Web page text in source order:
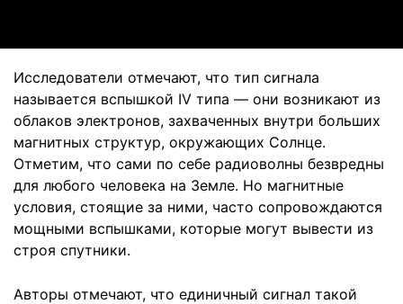
Исследователи отмечают, что тип сигнала
называется вспышкой IV типа — они возникают из
облаков электронов, захваченных внутри больших
магнитных структур, окружающих Солнце.
Отметим, что сами по себе радиоволны безвредны
для любого человека на Земле. Но магнитные
условия, стоящие за ними, часто сопровождаются
мощными вспышками, которые могут вывести из
строя спутники.
Авторы отмечают, что единичный сигнал такой